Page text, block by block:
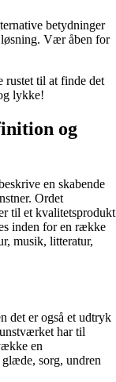
betydninger
løsning. Vær åben for
rustet til at finde det
lykke!
og
en skabende
Ordet
til et kvalitetsprodukt
inden for en række
musik, litteratur,
det er også et udtryk
har til
en
sorg, undren